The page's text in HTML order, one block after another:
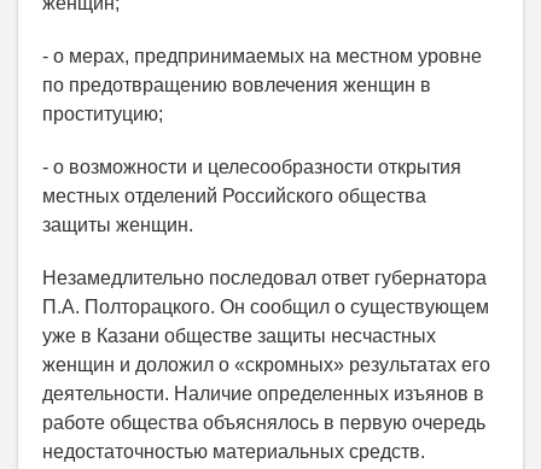
- о мерах, предпринимаемых на местном уровне
по предотвращению вовлечения женщин в
проституцию;
- о возможности и целесообразности открытия
местных отделений Российского общества
защиты женщин.
Незамедлительно последовал ответ губернатора
П.А. Полторацкого. Он сообщил о существующем
уже в Казани обществе защиты несчастных
женщин и доложил о «скромных» результатах его
деятельности. Наличие определенных изъянов в
работе общества объяснялось в первую очередь
недостаточностью материальных средств.